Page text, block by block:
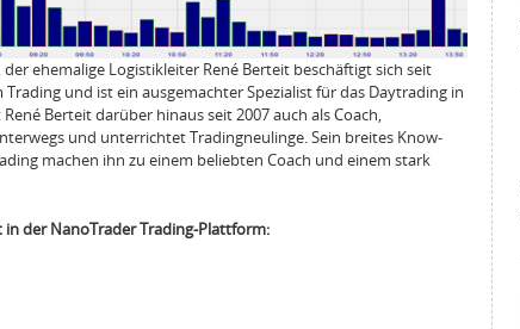
ehemalige Logistikleiter René Berteit beschäftigt sich seit
und ist ein ausgemachter Spezialist für das Daytrading in
Berteit darüber hinaus seit 2007 auch als Coach,
und unterrichtet Tradingneulinge. Sein breites Know-
machen ihn zu einem beliebten Coach und einem stark
der NanoTrader Trading-Plattform: